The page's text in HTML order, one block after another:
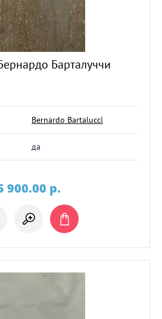
Барталуччи
Bernardo Bartalucci
да
900.00 p.